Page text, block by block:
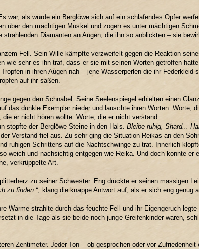
war, als würde ein Berglöwe sich auf ein schlafendes Opfer
über den mächtigen Muskel und zogen es unter mächtigen
Diamanten an Augen, die ihn so anblickten – sie
Fell. Sein Wille kämpfte verzweifelt gegen die Reaktion
wie sehr es ihn traf, dass er sie mit seinen Worten getroffen
in ihren Augen nah – jene Wasserperlen die ihr Federkleid
auf ihr saßen.
gegen den Schnabel. Seine Seelenspiegel erhielten einen
das dunkle Exemplar nieder und lauschte ihren Worten. Worte,
er nicht hören wollte. Worte, die er nicht verstand.
stopfte der Berglöwe Steine in den Hals. Bleibe ruhig, Shard...
Verstand fiel aus. Zu sehr ging die Situation Reikas an den
ruhigen Schrittens auf die Nachtschwinge zu trat. Innerlich
weich und nachsichtig entgegen wie Reika. Und doch konnte er
verkrüppelte Art.
zu seiner Schwester. Eng drückte er seinen massigen
zu finden.“, klang die knappe Antwort auf, als er sich eng genug
Wärme strahlte durch das feuchte Fell und ihr Eigengeruch
in die Tage als sie beide noch junge Greifenkinder waren,
Zentimeter. Jeder Ton – ob gesprochen oder vor Zufriedenheit